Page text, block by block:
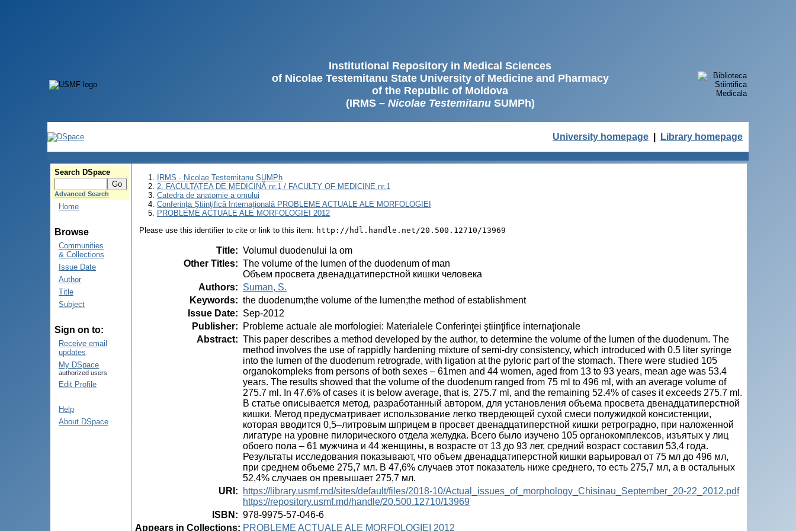
Institutional Repository in Medical Sciences
of Nicolae Testemitanu State University of Medicine and Pharmacy
of the Republic of Moldova
(IRMS – Nicolae TestemitanuSUMPh)
University homepage Library homepage
Search DSpace
Advanced Search
Home
Browse
Communities
& Collections
Issue Date
Author
Title
Subject
Sign on to:
Receive email
updates
My DSpace
authorized users
Edit Profile
Help
About DSpace
IRMS - Nicolae Testemitanu SUMPh
2. FACULTATEA DE MEDICINĂ nr.1 / FACULTY OF MEDICINE nr.1
Catedra de anatomie a omului
Conferinţa Ştiinţifică Internaţională PROBLEME ACTUALE ALE MORFOLOGIEI
PROBLEME ACTUALE ALE MORFOLOGIEI 2012
Please use this identifier to cite or link to this item: http://hdl.handle.net/20.500.12710/13969
Title: Volumul duodenului la om
Other Titles: The volume of the lumen of the duodenum of man
Объем просвета двенадцатиперстной кишки человека
Authors: Suman, S.
Keywords: the duodenum;the volume of the lumen;the method of establishment
Issue Date: Sep-2012
Publisher:
Probleme actuale ale morfologiei: Materialele Conferinţei ştiinţifice internaţionale
Abstract: This paper describes a method developed by the author, to determine the volume of the lumen of the duodenum. The
method involves the use of rappidly hardening mixture of semi-dry consistency, which introduced with 0.5 liter syringe
into the lumen of the duodenum retrograde, with ligation at the pyloric part of the stomach. There were studied 105
organokompleks from persons of both sexes – 61men and 44 women, aged from 13 to 93 years, mean age was 53.4
years. The results showed that the volume of the duodenum ranged from 75 ml to 496 ml, with an average volume of
275.7 ml. In 47.6% of cases it is below average, that is, 275.7 ml, and the remaining 52.4% of cases it exceeds 275.7 ml.
В статье описывается метод, разработанный автором, для установления объема просвета двенадцатиперстной
кишки. Метод предусматривает использование легко твердеющей сухой смеси полужидкой консистенции,
которая вводится 0,5–литровым шприцeм в просвет двенадцатиперстной кишки ретроградно, при наложенной
лигатуре на уровне пилорического отдела желудка. Всего было изучено 105 органокомплексов, изъятых у лиц
обоего пола – 61 мужчина и 44 женщины, в возрасте от 13 до 93 лет, средний возраст составил 53,4 года.
Результаты исследования показывают, что объем двенадцатиперстной кишки варьировал от 75 мл до 496 мл,
при среднем объеме 275,7 мл. В 47,6% случаев этот показатель ниже среднего, то есть 275,7 мл, а в остальных
52,4% случаев он превышает 275,7 мл.
URI :
https://library.usmf.md/sites/default/files/2018-10/Actual_issues_of_morphology_Chisinau_September_20-22_2012.pdf
https://repository.usmf.md/handle/20.500.12710/13969
ISBN : 978-9975-57-046-6
Appears in Collections: PROBLEME ACTUALE ALE MORFOLOGIEI 2012